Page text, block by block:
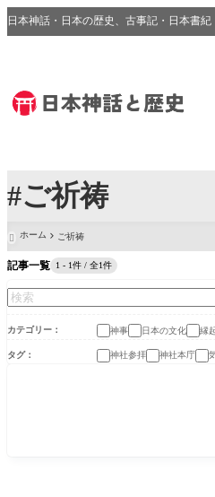
#ご祈祷
日本神話・日本の歴史、古事記・日本書
 ホーム ご祈祷
記事一覧 1 - 1件 / 全1件
カテゴリー 神事 日本の文化 縁
タグ 神社参拝 神社本庁
日本